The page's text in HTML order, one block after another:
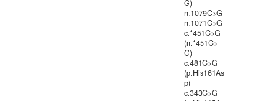
G)
n.1079C>G
n.1071C>G
c.*451C>G
(n.*451C>
G)
c.481C>G
(p.His161As
p)
c.343C>G